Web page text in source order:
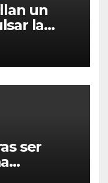
un
la
oficial
ser